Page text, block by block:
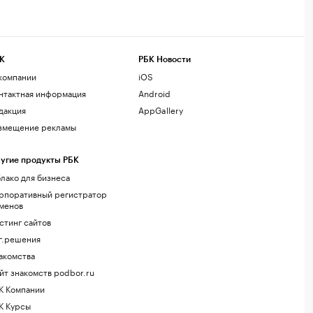
информация
рекламы
продукты РБК
для бизнеса
регистратор
сайтов
знакомств podbor.ru
Компании
Курсы
РБК Новости
iOS
Android
AppGallery